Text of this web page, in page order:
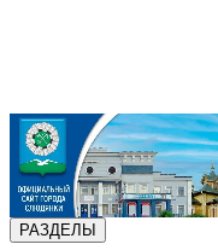
РАЗДЕЛЫ